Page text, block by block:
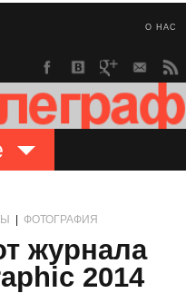
О НАС
|ФОТОГРАФИЯ
журнала
2014